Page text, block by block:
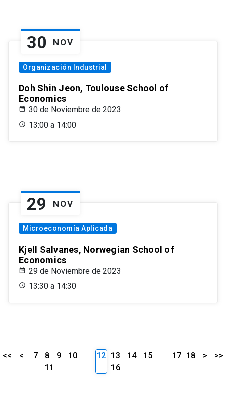
30 NOV
Organización Industrial
Doh Shin Jeon, Toulouse School of
Economics
30 de Noviembre de 2023
13:00 a 14:00
29 NOV
Microeconomía Aplicada
Kjell Salvanes, Norwegian School of
Economics
29 de Noviembre de 2023
13:30 a 14:30
<< < 7 8 9
10
11
12 13 14
15
16
17 18 > >>